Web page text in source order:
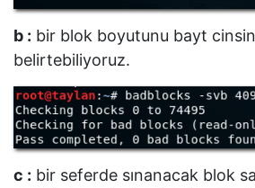
b : bir blok boyutunu bayt
belirtebiliyoruz.
c : bir seferde sınanacak blok